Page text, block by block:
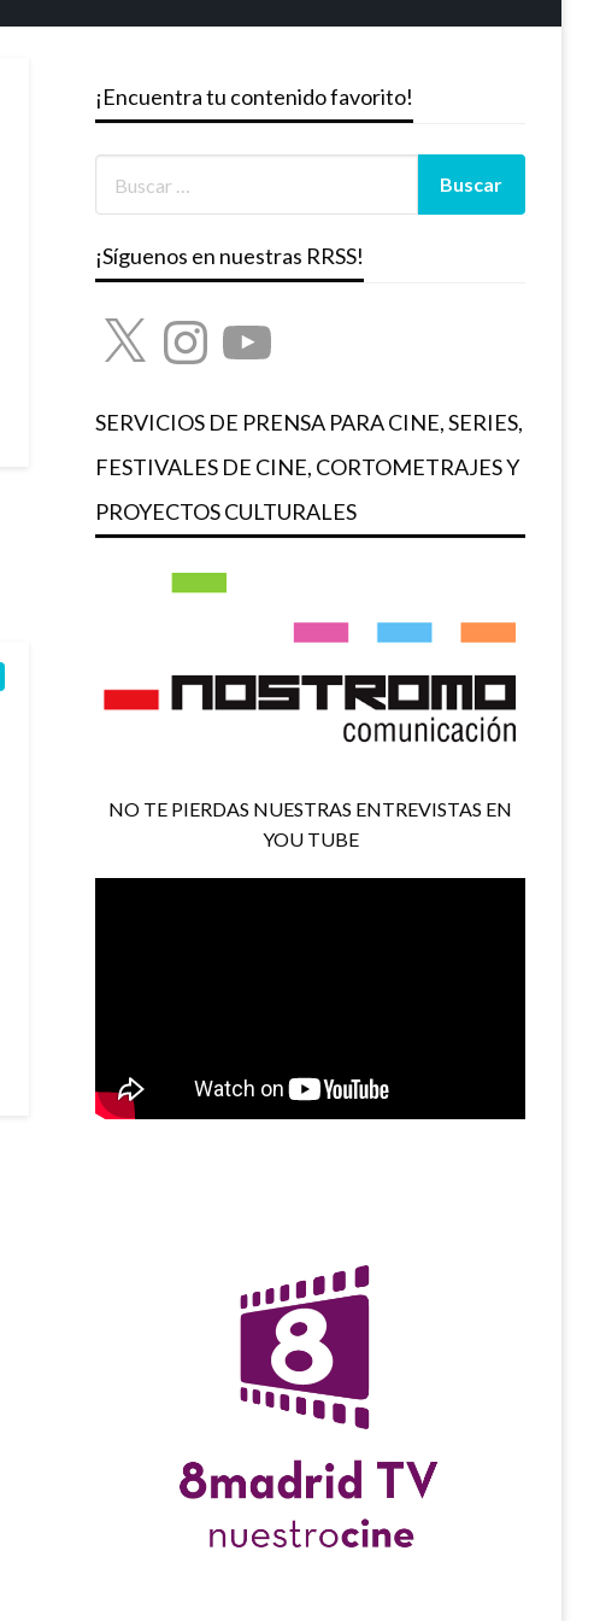
¡Encuentra tu contenido favorito!
¡Síguenos en nuestras RRSS!
X InstagramYouTube
SERVICIOS DE PRENSA PARA CINE, SERIES,
FESTIVALES DE CINE, CORTOMETRAJES Y
PROYECTOS CULTURALES
NO TE PIERDAS NUESTRAS ENTREVISTAS EN
YOU TUBE